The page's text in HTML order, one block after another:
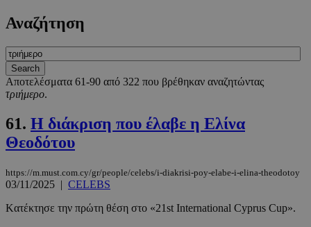
Αναζήτηση
Αποτελέσματα 61-90 από 322 που βρέθηκαν αναζητώντας
τριήμερο.
61. Η διάκριση που έλαβε η Ελίνα
Θεοδότου
https://m.must.com.cy/gr/people/celebs/i-diakrisi-poy-elabe-i-elina-theodotoy
03/11/2025 | CELEBS
Kατέκτησε την πρώτη θέση στο «21st International Cyprus Cup».